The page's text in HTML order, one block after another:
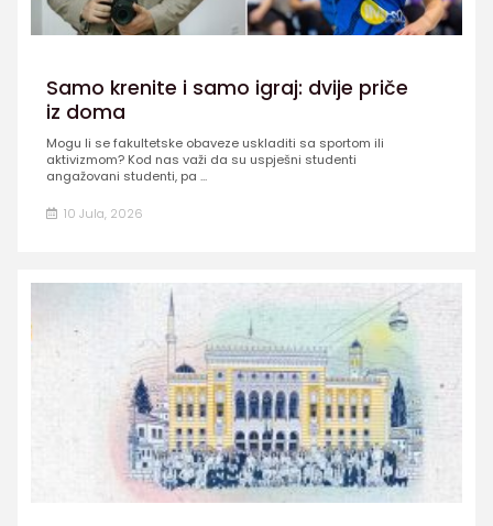
Samo krenite i samo igraj: dvije priče
iz doma
Mogu li se fakultetske obaveze uskladiti sa sportom ili
aktivizmom? Kod nas važi da su uspješni studenti
angažovani studenti, pa ...
10 Jula, 2026